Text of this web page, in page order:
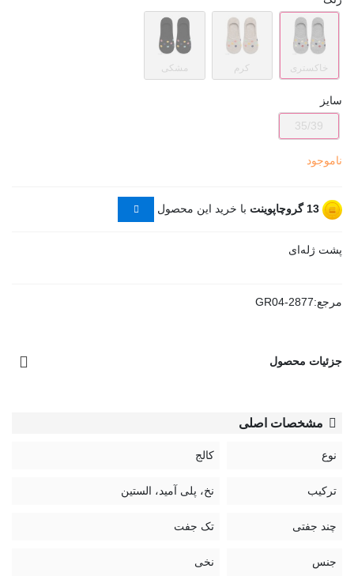
خاکستری کرم مشکی
سایز
35/39
ناموجود
13 گروچاپوینت با خرید این محصول
پشت ژله‌ای
مرجع:GR04-2877
جزئیات محصول
مشخصات اصلی
نوع کالج
ترکیب نخ، پلی آمید، الستین
چند جفتی تک جفت
جنس نخی